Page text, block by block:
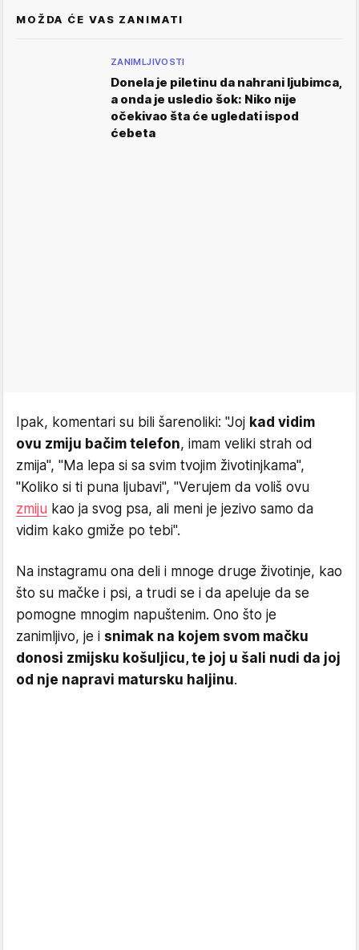
MOŽDA ĆE VAS ZANIMATI
ZANIMLJIVOSTI
Donela je piletinu da nahrani ljubimca,
a onda je usledio šok: Niko nije
očekivao šta će ugledati ispod
ćebeta
Ipak, komentari su bili šarenoliki: "Joj kad vidim
ovu zmiju bačim telefon, imam veliki strah od
zmija", "Ma lepa si sa svim tvojim životinjkama",
"Koliko si ti puna ljubavi", "Verujem da voliš ovu
zmiju kao ja svog psa, ali meni je jezivo samo da
vidim kako gmiže po tebi".
Na instagramu ona deli i mnoge druge životinje, kao
što su mačke i psi, a trudi se i da apeluje da se
pomogne mnogim napuštenim. Ono što je
zanimljivo, je i snimak na kojem svom mačku
donosi zmijsku košuljicu, te joj u šali nudi da joj
od nje napravi matursku haljinu.